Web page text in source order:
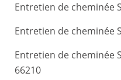
Entretien de cheminée
Entretien de cheminée
Entretien de cheminée
66210